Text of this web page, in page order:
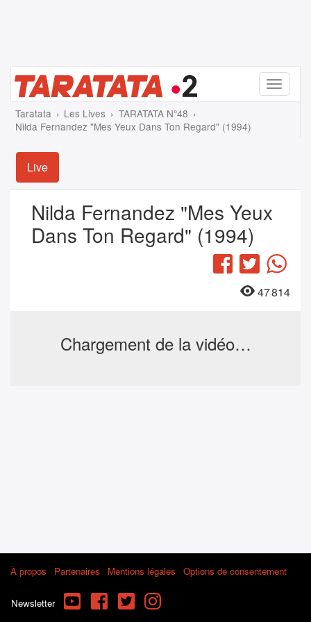
Menu
Taratata Les Lives
TARATATA N°48
Nilda Fernandez "Mes Yeux Dans Ton Regard" (1994)
Live
Nilda Fernandez "Mes Yeux
Dans Ton Regard" (1994)
Facebook
Twitter
47 814
Chargement de la vidéo…
À propos Partenaires Mentions légales Options de consentement
Newsletter YouTube FacebookTwitterInstagram